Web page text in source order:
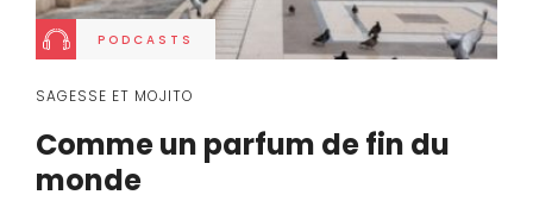
PODCASTS
SAGESSE ET MOJITO
Comme un parfum de fin du
monde